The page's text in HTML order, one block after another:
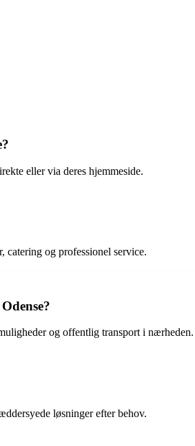
eller via deres hjemmeside.
catering og professionel service.
og offentlig transport i nærheden.
løsninger efter behov.